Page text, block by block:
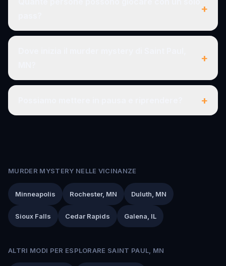
+
+
+
MURDER MYSTERY NELLE VICINANZE
Minneapolis Rochester, MN Duluth, MN
Sioux Falls Cedar Rapids Galena, IL
ALTRI MODI PER ESPLORARE SAINT PAUL, MN